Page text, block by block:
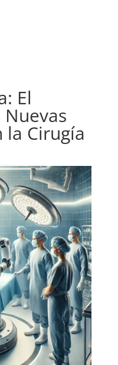
El
la Cirugía